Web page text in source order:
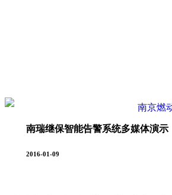
南京燃
南瑞继保智能告警系统多媒体演示
2016-01-09